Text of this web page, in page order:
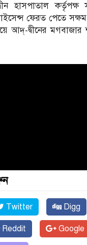
হাসপাতাল কর্তৃপক্ষ
ফেরত পেতে সক্ষম
আদ্-দ্বীনের মগবাজার
Twitter Digg
Reddit Google